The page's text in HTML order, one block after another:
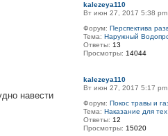
kalezeya110
Вт июн 27, 2017 5:38 pm
Форум:Перспектива
Тема:Наружный
Ответы: 13
Просмотры: 14044
kalezeya110
Вт июн 27, 2017 5:17 pm
Форум:Покос травы и
Тема:Наказание для тех
Ответы: 12
Просмотры: 15020
навести